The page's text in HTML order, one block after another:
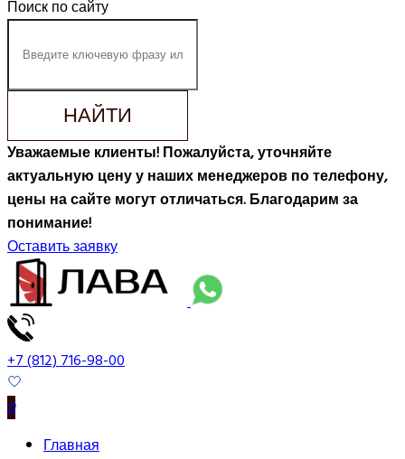
Поиск по сайту
НАЙТИ
Уважаемые клиенты! Пожалуйста, уточняйте
актуальную цену у наших менеджеров по телефону,
цены на сайте могут отличаться. Благодарим за
понимание!
Оставить заявку
+7 (812) 716-98-00
0
Главная